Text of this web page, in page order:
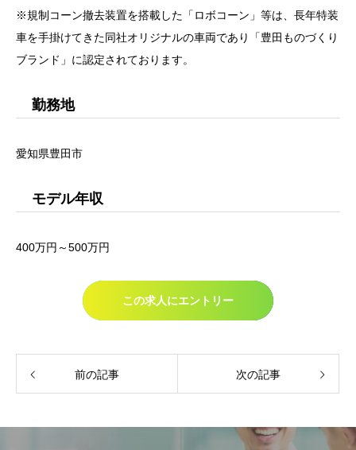
※規制コーン撤去装置を搭載した「ロボコーン」等は、長年特装
車を手掛けてきた同社オリジナルの車両であり「豊田ものづくり
ブランド」に認定されております。
勤務地
愛知県豊田市
モデル年収
400万円～500万円
この求人にエントリー
前の記事 次の記事